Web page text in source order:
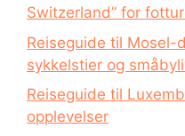
Switzerland” for
Reiseguide til Mosel-
sykkelstier og
Reiseguide til
opplevelser